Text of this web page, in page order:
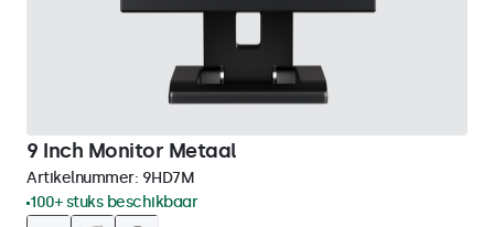
9 Inch Monitor Metaal
Artikelnummer: 9HD7M
100+ stuks beschikbaar